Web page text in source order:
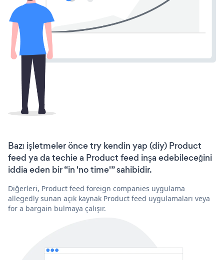
Bazı işletmeler önce try kendin yap (diy) Product
feed ya da techie a Product feed inşa edebileceğini
iddia eden bir “in 'no time'” sahibidir.
Diğerleri, Product feed foreign companies uygulama
allegedly sunan açık kaynak Product feed uygulamaları veya
for a bargain bulmaya çalışır.